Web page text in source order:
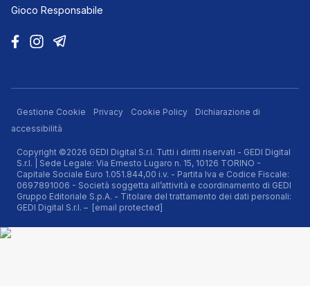
Gioco Responsabile
Gestione Cookie Privacy Cookie Policy
Dichiarazione di
accessibilità
Copyright ©2026 GEDI Digital S.r.l. Tutti i diritti riservati - GEDI Digital
S.r.l. | Sede Legale: Via Ernesto Lugaro n. 15, 10126 TORINO -
Capitale Sociale Euro 1.051.844,00 i.v. - Partita Iva e Codice Fiscale:
0697891006 - Società soggetta all’attività e coordinamento di GEDI
Gruppo Editoriale S.p.A. - Titolare del trattamento dei dati personali:
GEDI Digital S.r.l. – [email protected]